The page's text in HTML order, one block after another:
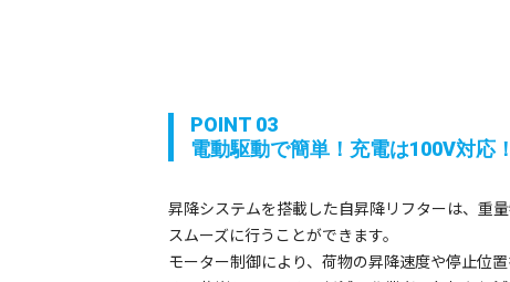
POINT 03
電動駆動で簡単！充電は100V対応！
昇降システムを搭載した自昇降リフターは、重
スムーズに行うことができます。
モーター制御により、荷物の昇降速度や停止位